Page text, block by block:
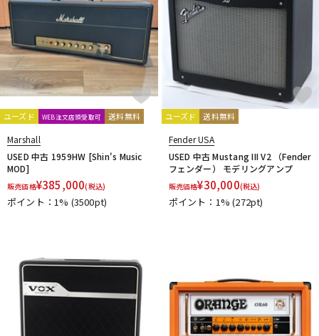
ユーズド WEB注文店頭受取可 送料無料
Marshall
USED 中古 1959HW [Shin's Music
MOD]
販売価格¥385,000(税込)
ポイント：1% (3500pt)
ユーズド 送料無料
Fender USA
USED 中古 Mustang III V2 （Fender
フェンダー） モデリングアンプ
販売価格¥30,000(税込)
ポイント：1%(272pt)